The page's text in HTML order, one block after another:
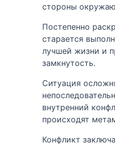
стороны
Постепенно
старается
лучшей жизни и
замкнутость.
Ситуация
внутренний
происходят
Конфликт